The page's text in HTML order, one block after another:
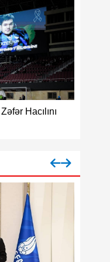
Hacılını